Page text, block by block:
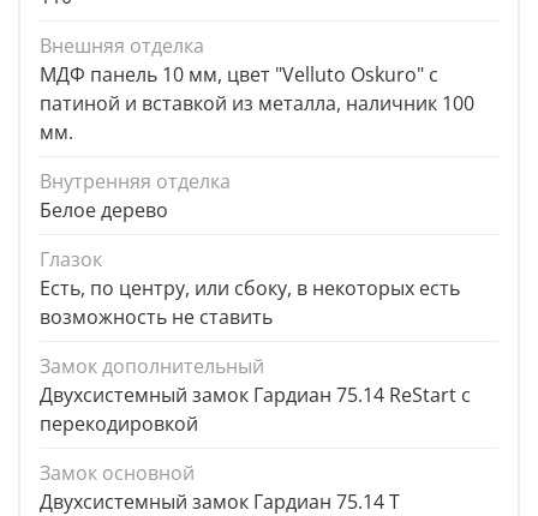
Внешняя отделка
МДФ панель 10 мм, цвет "Velluto Oskuro" с
патиной и вставкой из металла, наличник 100
мм.
Внутренняя отделка
Белое дерево
Глазок
Есть, по центру, или сбоку, в некоторых есть
возможность не ставить
Замок дополнительный
Двухсистемный замок Гардиан 75.14 ReStart с
перекодировкой
Замок основной
Двухсистемный замок Гардиан 75.14 Т